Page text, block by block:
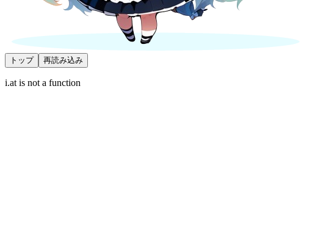
トップ 再読み込み
i.at is not a function